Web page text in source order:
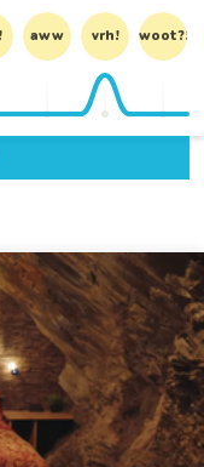
aww vrh! woot?!